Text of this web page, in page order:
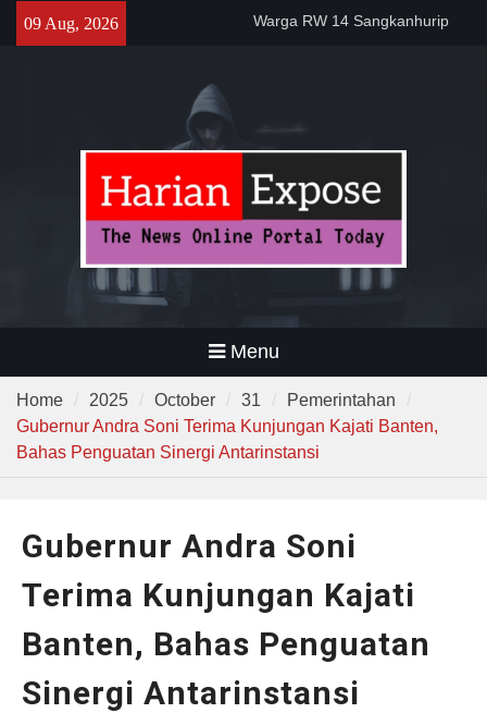
09 Aug, 2026
Temuan 995 Airsoft Gun dan
Polsek Rangkasbitung Imbau
Warga Tingkatkan Siskamling
Warga RW 14 Sangkanhurip
Kini Miliki TPSST Terpadu
Menu
Home 2025 October 31
Pemerintahan
Gubernur Andra Soni Terima Kunjungan Kajati Banten,
Bahas Penguatan Sinergi Antarinstansi
Gubernur Andra Soni
Terima Kunjungan Kajati
Banten, Bahas Penguatan
Sinergi Antarinstansi